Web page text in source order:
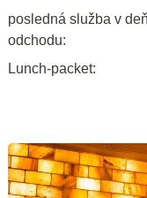
posledná služba v deň
odchodu:
Lunch-packet: